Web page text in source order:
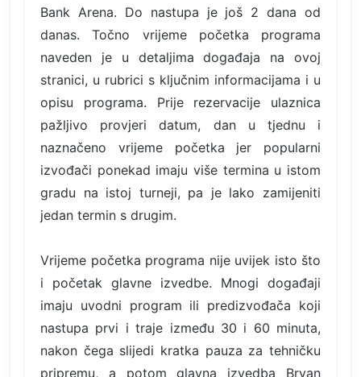
Bank Arena. Do nastupa je još 2 dana od
danas. Točno vrijeme početka programa
naveden je u detaljima događaja na ovoj
stranici, u rubrici s ključnim informacijama i u
opisu programa. Prije rezervacije ulaznica
pažljivo provjeri datum, dan u tjednu i
naznačeno vrijeme početka jer popularni
izvođači ponekad imaju više termina u istom
gradu na istoj turneji, pa je lako zamijeniti
jedan termin s drugim.
Vrijeme početka programa nije uvijek isto što
i početak glavne izvedbe. Mnogi događaji
imaju uvodni program ili predizvođača koji
nastupa prvi i traje između 30 i 60 minuta,
nakon čega slijedi kratka pauza za tehničku
pripremu, a potom glavna izvedba Bryan